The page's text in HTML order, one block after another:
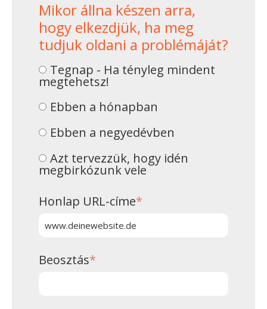
Mikor állna készen arra,
hogy elkezdjük, ha meg
tudjuk oldani a problémáját?
Tegnap - Ha tényleg mindent
megtehetsz!
Ebben a hónapban
Ebben a negyedévben
Azt tervezzük, hogy idén
megbirkózunk vele
Honlap URL-címe*
Beosztás*